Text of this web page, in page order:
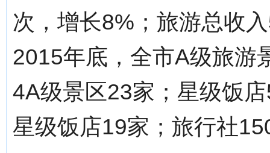
次，增长8%；旅游总收
2015年底，全市A级旅游
4A级景区23家；星级饭
星级饭店19家；旅行社